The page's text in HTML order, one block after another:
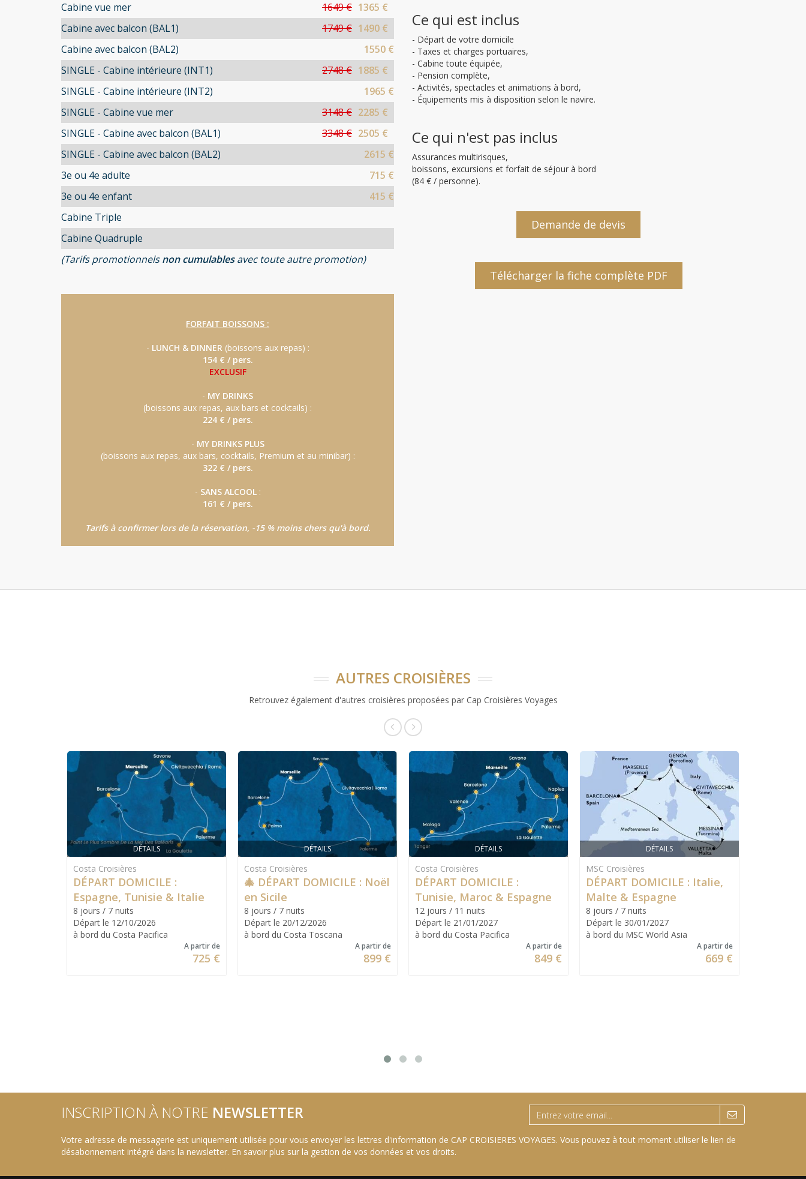
Ce qui est inclus
- Départ de votre domicile
- Taxes et charges portuaires,
- Cabine toute équipée,
- Pension complète,
- Activités, spectacles et animations à bord,
- Équipements mis à disposition selon le navire.
Ce qui n'est pas inclus
Assurances multirisques,
boissons, excursions et forfait de séjour à bord
(84 € / personne).
Demande de devis
Télécharger la fiche complète PDF
Cabine vue mer
1649 € 1365 €
Cabine avec balcon (BAL1)
1749 € 1490 €
Cabine avec balcon (BAL2)
1550 €
SINGLE - Cabine intérieure (INT1)
2748 € 1885 €
SINGLE - Cabine intérieure (INT2)
1965 €
SINGLE - Cabine vue mer
3148 € 2285 €
SINGLE - Cabine avec balcon (BAL1)
3348 € 2505 €
SINGLE - Cabine avec balcon (BAL2)
2615 €
3e ou 4e adulte
715 €
3e ou 4e enfant
415 €
Cabine Triple
Cabine Quadruple
(Tarifs promotionnelsnon cumulablesavec toute autre promotion)
FORFAIT BOISSONS :
- LUNCH & DINNER(boissons aux repas) :
154 € / pers.
EXCLUSIF
- MY DRINKS
(boissons aux repas, aux bars et cocktails) :
224 € / pers.
- MY DRINKS PLUS
(boissons aux repas, aux bars, cocktails, Premium et au minibar) :
322 € / pers.
- SANS ALCOOL:
161 € / pers.
Tarifs à confirmer lors de la réservation, -15 % moins chers qu'à bord.
AUTRES CROISIÈRES
Retrouvez également d'autres croisières proposées par Cap Croisières Voyages
DÉTAILS
Costa Croisières
DÉPART DOMICILE :
Espagne, Tunisie & Italie
8 jours / 7 nuits
Départ le 12/10/2026
à bord du Costa Pacifica
A partir de
725 €
DÉTAILS
Costa Croisières
🎄 DÉPART DOMICILE : Noël
en Sicile
8 jours / 7 nuits
Départ le 20/12/2026
à bord du Costa Toscana
A partir de
899 €
DÉTAILS
Costa Croisières
DÉPART DOMICILE :
Tunisie, Maroc & Espagne
12 jours / 11 nuits
Départ le 21/01/2027
à bord du Costa Pacifica
A partir de
849 €
DÉTAILS
MSC Croisières
DÉPART DOMICILE : Italie,
Malte & Espagne
8 jours / 7 nuits
Départ le 30/01/2027
à bord du MSC World Asia
A partir de
669 €
INSCRIPTION À NOTRE NEWSLETTER
Votre adresse de messagerie est uniquement utilisée pour vous envoyer les lettres d'information de CAP CROISIERES VOYAGES. Vous pouvez à tout moment utiliser le lien de
désabonnement intégré dans la newsletter. En savoir plus sur la gestion de vos données et vos droits.